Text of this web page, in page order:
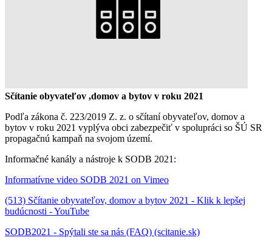
Sčítanie obyvateľov ,domov a bytov v roku 2021
Podľa zákona č. 223/2019 Z. z. o sčítaní obyvateľov, domov a
bytov v roku 2021 vyplýva obci zabezpečiť v spolupráci so ŠÚ SR
propagačnú kampaň na svojom území.
Informačné kanály a nástroje k SODB 2021:
Informatívne video SODB 2021 on Vimeo
(513) Sčítanie obyvateľov, domov a bytov 2021 - Klik k lepšej
budúcnosti - YouTube
SODB2021 - Spýtali ste sa nás (FAQ) (scitanie.sk)